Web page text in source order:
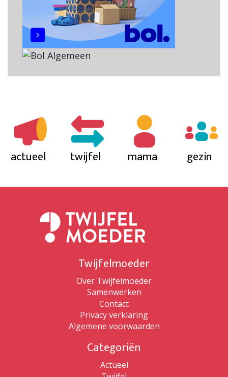
actueel twijfel mama gezin
Twijfelmoeder
Over Twijfelmoeder
Samenwerken
Contact
Privacy verklaring
Algemene voorwaarden
Categoriën
Actueel